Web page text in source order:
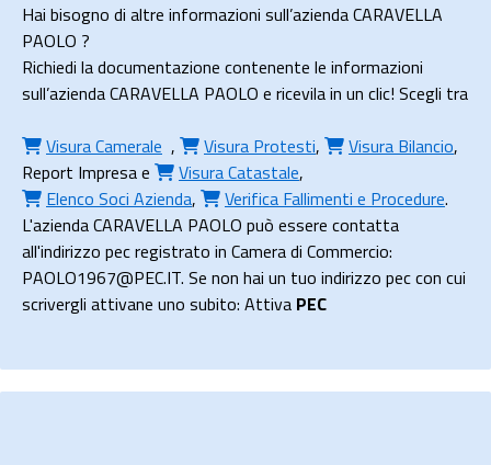
Hai bisogno di altre informazioni sull’azienda CARAVELLA
PAOLO ?
Richiedi la documentazione contenente le informazioni
sull’azienda CARAVELLA PAOLO e ricevila in un clic! Scegli tra
Visura Camerale , Visura Protesti, Visura Bilancio,
Report Impresae Visura Catastale,
Elenco Soci Azienda, Verifica Fallimenti e Procedure.
L'azienda CARAVELLA PAOLO può essere contatta
all'indirizzo pec registrato in Camera di Commercio:
PAOLO1967@PEC.IT. Se non hai un tuo indirizzo pec con cui
scrivergli attivane uno subito: Attiva PEC